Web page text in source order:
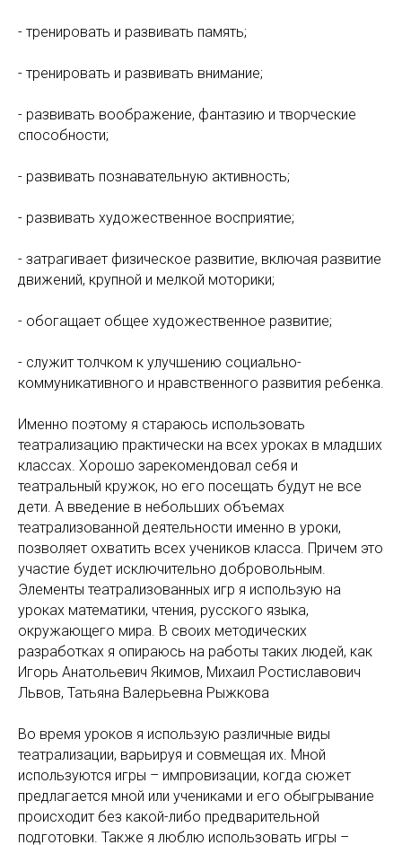
- тренировать и развивать память;
- тренировать и развивать внимание;
- развивать воображение, фантазию и творческие
способности;
- развивать познавательную активность;
- развивать художественное восприятие;
- затрагивает физическое развитие, включая развитие
движений, крупной и мелкой моторики;
- обогащает общее художественное развитие;
- служит толчком к улучшению социально-
коммуникативного и нравственного развития ребенка.
Именно поэтому я стараюсь использовать
театрализацию практически на всех уроках в младших
классах. Хорошо зарекомендовал себя и
театральный кружок, но его посещать будут не все
дети. А введение в небольших объемах
театрализованной деятельности именно в уроки,
позволяет охватить всех учеников класса. Причем это
участие будет исключительно добровольным.
Элементы театрализованных игр я использую на
уроках математики, чтения, русского языка,
окружающего мира. В своих методических
разработках я опираюсь на работы таких людей, как
Игорь Анатольевич Якимов, Михаил Ростиславович
Львов, Татьяна Валерьевна Рыжкова
Во время уроков я использую различные виды
театрализации, варьируя и совмещая их. Мной
используются игры – импровизации, когда сюжет
предлагается мной или учениками и его обыгрывание
происходит без какой-либо предварительной
подготовки. Также я люблю использовать игры –